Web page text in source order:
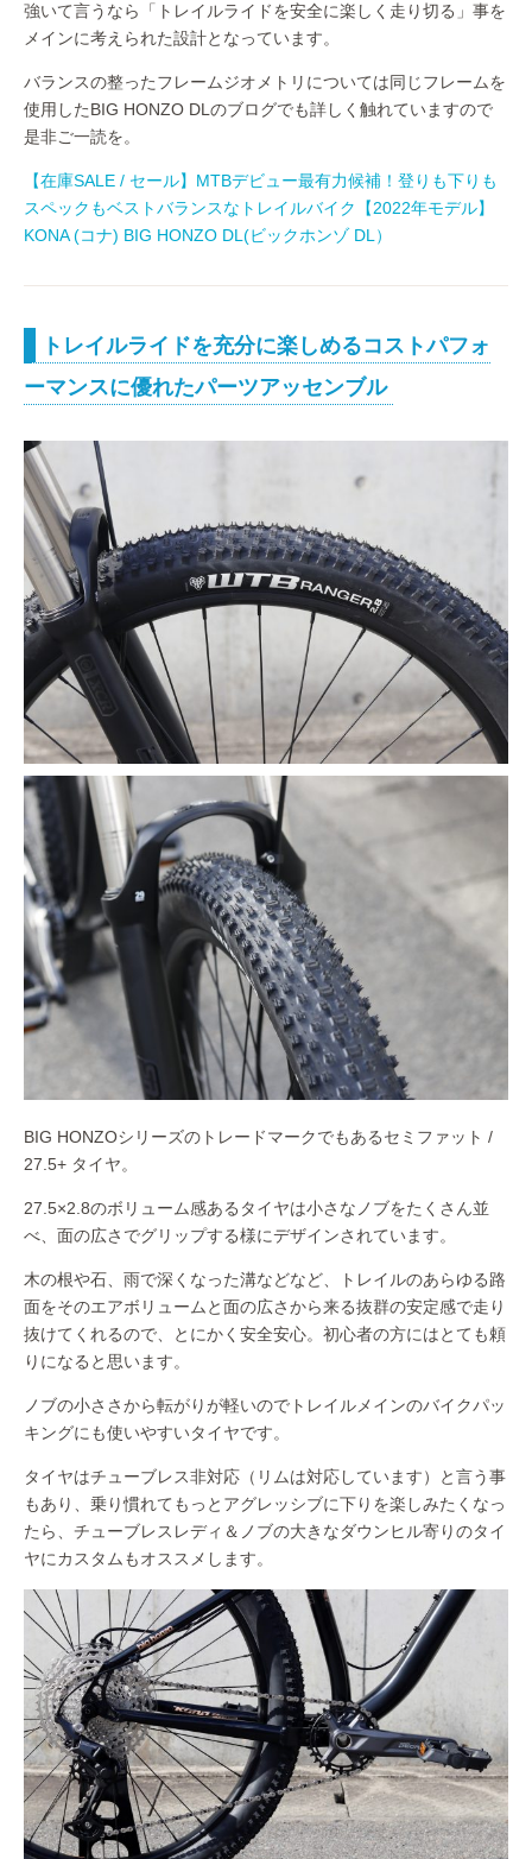
強いて言うなら「トレイルライドを安全に楽しく走り切る」事を
メインに考えられた設計となっています。
バランスの整ったフレームジオメトリについては同じフレームを
使用したBIG HONZO DLのブログでも詳しく触れていますので
是非ご一読を。
【在庫SALE / セール】MTBデビュー最有力候補！登りも下りも
スペックもベストバランスなトレイルバイク【2022年モデル】
KONA (コナ) BIG HONZO DL(ビックホンゾ DL）
トレイルライドを充分に楽しめるコストパフォ
ーマンスに優れたパーツアッセンブル
BIG HONZOシリーズのトレードマークでもあるセミファット /
27.5+ タイヤ。
27.5×2.8のボリューム感あるタイヤは小さなノブをたくさん並
べ、面の広さでグリップする様にデザインされています。
木の根や石、雨で深くなった溝などなど、トレイルのあらゆる路
面をそのエアボリュームと面の広さから来る抜群の安定感で走り
抜けてくれるので、とにかく安全安心。初心者の方にはとても頼
りになると思います。
ノブの小ささから転がりが軽いのでトレイルメインのバイクパッ
キングにも使いやすいタイヤです。
タイヤはチューブレス非対応（リムは対応しています）と言う事
もあり、乗り慣れてもっとアグレッシブに下りを楽しみたくなっ
たら、チューブレスレディ＆ノブの大きなダウンヒル寄りのタイ
ヤにカスタムもオススメします。